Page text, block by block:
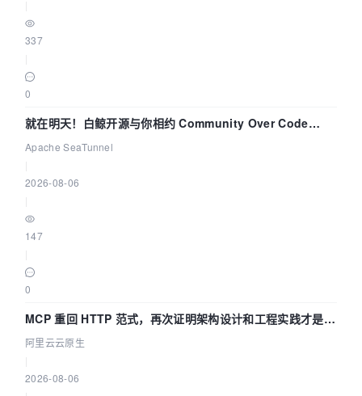
337
0
就在明天！白鲸开源与你相约 Community Over Code
Asia 2026 主题演讲！
Apache SeaTunnel
2026-08-06
147
0
MCP 重回 HTTP 范式，再次证明架构设计和工程实践才是稀
缺资源
阿里云云原生
2026-08-06